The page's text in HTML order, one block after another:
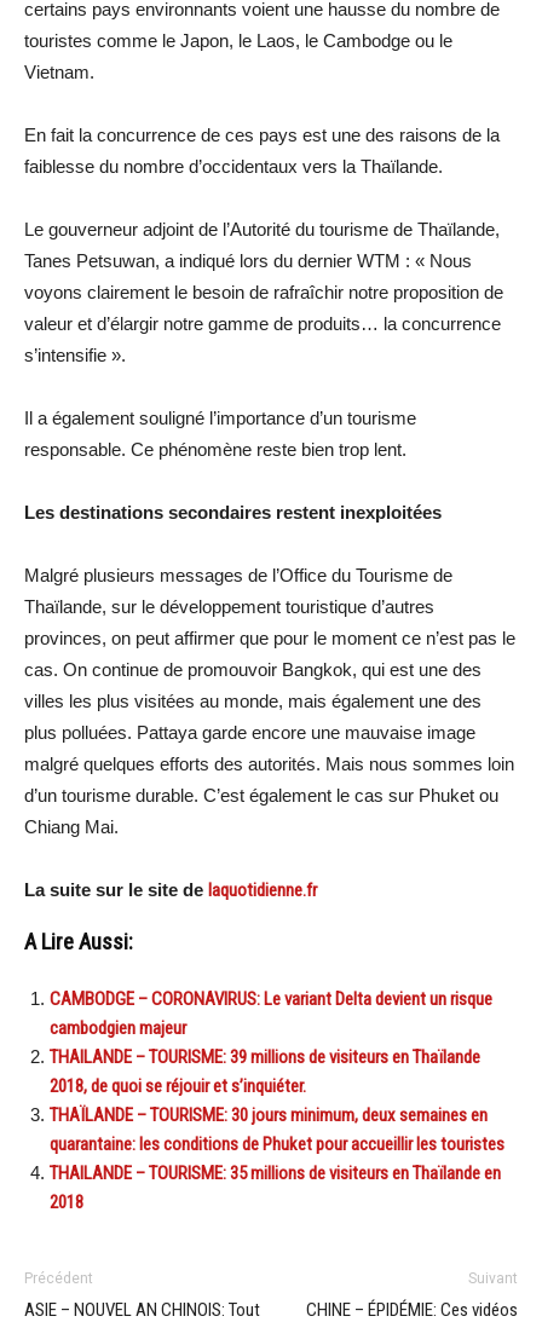
certains pays environnants voient une hausse du nombre de
touristes comme le Japon, le Laos, le Cambodge ou le
Vietnam.
En fait la concurrence de ces pays est une des raisons de la
faiblesse du nombre d’occidentaux vers la Thaïlande.
Le gouverneur adjoint de l’Autorité du tourisme de Thaïlande,
Tanes Petsuwan, a indiqué lors du dernier WTM : « Nous
voyons clairement le besoin de rafraîchir notre proposition de
valeur et d’élargir notre gamme de produits… la concurrence
s’intensifie ».
Il a également souligné l’importance d’un tourisme
responsable. Ce phénomène reste bien trop lent.
Les destinations secondaires restent inexploitées
Malgré plusieurs messages de l’Office du Tourisme de
Thaïlande, sur le développement touristique d’autres
provinces, on peut affirmer que pour le moment ce n’est pas le
cas. On continue de promouvoir Bangkok, qui est une des
villes les plus visitées au monde, mais également une des
plus polluées. Pattaya garde encore une mauvaise image
malgré quelques efforts des autorités. Mais nous sommes loin
d’un tourisme durable. C’est également le cas sur Phuket ou
Chiang Mai.
La suite sur le site de laquotidienne.fr
A Lire Aussi:
CAMBODGE – CORONAVIRUS: Le variant Delta devient un risque
cambodgien majeur
THAILANDE – TOURISME: 39 millions de visiteurs en Thaïlande
2018, de quoi se réjouir et s’inquiéter.
THAÏLANDE – TOURISME: 30 jours minimum, deux semaines en
quarantaine: les conditions de Phuket pour accueillir les touristes
THAILANDE – TOURISME: 35 millions de visiteurs en Thaïlande en
2018
Précédent
ASIE – NOUVEL AN CHINOIS: Tout
Suivant
CHINE – ÉPIDÉMIE: Ces vidéos